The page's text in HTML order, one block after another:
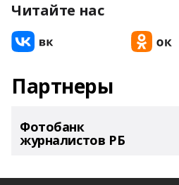
Читайте нас
Партнеры
Фотобанк
журналистов РБ